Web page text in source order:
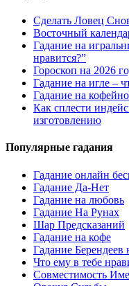
Сделать Ловец
Восточный
Гадание на
нравится?”
Гороскоп на 2026
Гадание на игле –
Гадание на
Как сплести
изготовлению
Популярные гадания
Гадание онлайн
Гадание Да-Нет
Гадание на любовь
Гадание На Рунах
Шар Предсказаний
Гадание на кофе
Гадание Берендеев
Что ему в тебе
Совместимость